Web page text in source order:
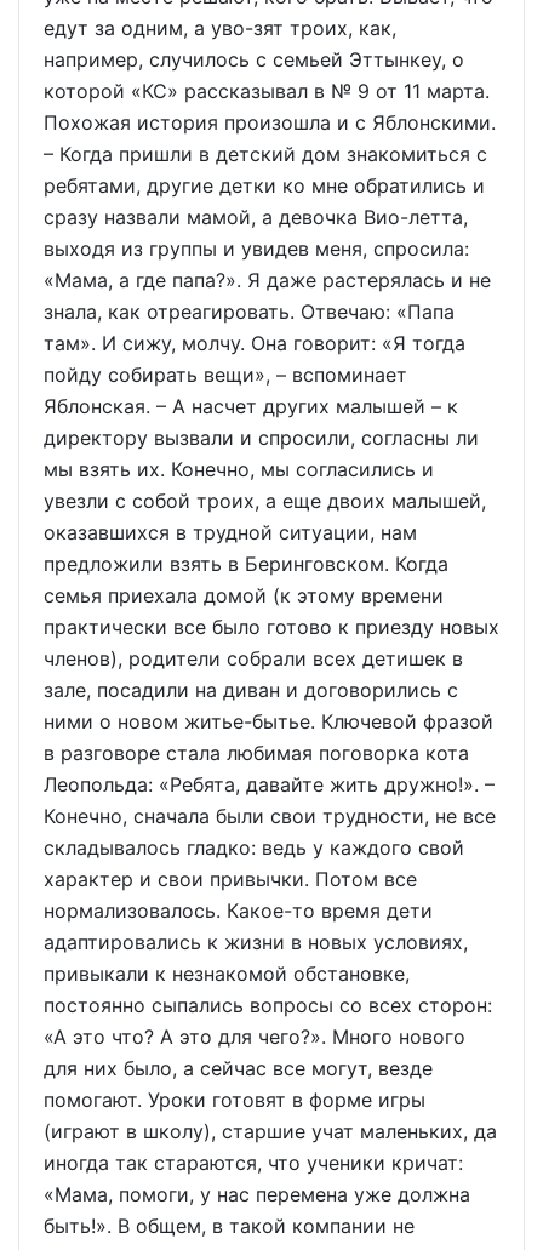
едут за одним, а уво-зят троих, как,
например, случилось с семьей Эттынкеу, о
которой «КС» рассказывал в № 9 от 11 марта.
Похожая история произошла и с Яблонскими.
– Когда пришли в детский дом знакомиться с
ребятами, другие детки ко мне обратились и
сразу назвали мамой, а девочка Вио-летта,
выходя из группы и увидев меня, спросила:
«Мама, а где папа?». Я даже растерялась и не
знала, как отреагировать. Отвечаю: «Папа
там». И сижу, молчу. Она говорит: «Я тогда
пойду собирать вещи», – вспоминает
Яблонская. – А насчет других малышей – к
директору вызвали и спросили, согласны ли
мы взять их. Конечно, мы согласились и
увезли с собой троих, а еще двоих малышей,
оказавшихся в трудной ситуации, нам
предложили взять в Беринговском. Когда
семья приехала домой (к этому времени
практически все было готово к приезду новых
членов), родители собрали всех детишек в
зале, посадили на диван и договорились с
ними о новом житье-бытье. Ключевой фразой
в разговоре стала любимая поговорка кота
Леопольда: «Ребята, давайте жить дружно!». –
Конечно, сначала были свои трудности, не все
складывалось гладко: ведь у каждого свой
характер и свои привычки. Потом все
нормализовалось. Какое-то время дети
адаптировались к жизни в новых условиях,
привыкали к незнакомой обстановке,
постоянно сыпались вопросы со всех сторон:
«А это что? А это для чего?». Много нового
для них было, а сейчас все могут, везде
помогают. Уроки готовят в форме игры
(играют в школу), старшие учат маленьких, да
иногда так стараются, что ученики кричат:
«Мама, помоги, у нас перемена уже должна
быть!». В общем, в такой компании не